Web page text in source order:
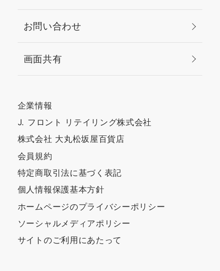
お問い合わせ
画面共有
企業情報
J. フロント リテイリング株式会社
株式会社 大丸松坂屋百貨店
会員規約
特定商取引法に基づく表記
個人情報保護基本方針
ホームページのプライバシーポリシー
ソーシャルメディアポリシー
サイトのご利用にあたって